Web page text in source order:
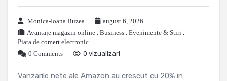
Monica-Ioana Buzea
august 6, 2026
Avantaje magazin online , Business , Evenimente & Stiri ,
Piata de comert electronic
0 Comments
0 vizualizari
Vanzarile nete ale Amazon au crescut cu 20% in